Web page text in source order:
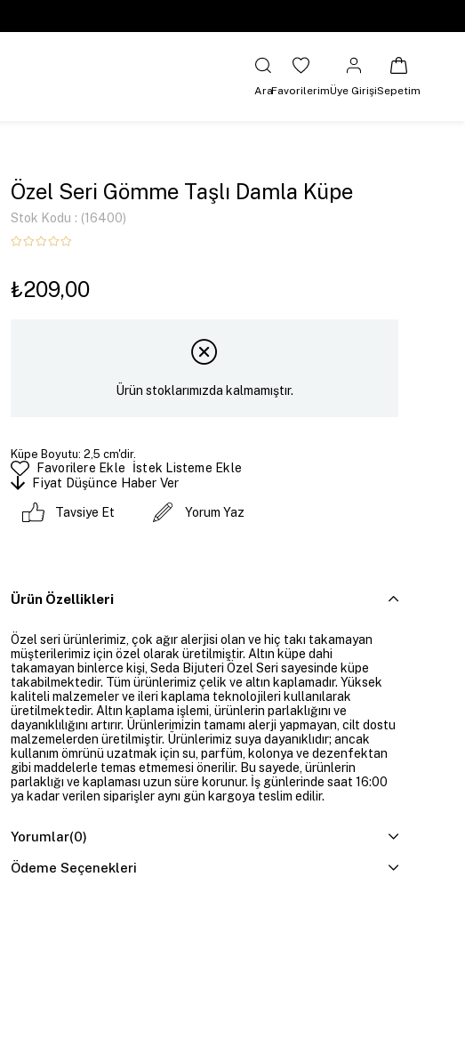
AraFavorilerimÜye GirişiSepetim
Özel Seri Gömme Taşlı Damla Küpe
Stok Kodu (16400)
₺209,00
Ürün stoklarımızda kalmamıştır.
Küpe Boyutu: 2,5 cm'dir.
Favorilere Ekle
İstek Listeme Ekle
Fiyat Düşünce Haber Ver
Tavsiye Et Yorum Yaz
Ürün Özellikleri
Özel seri ürünlerimiz, çok ağır alerjisi olan ve hiç takı takamayan
müşterilerimiz için özel olarak üretilmiştir. Altın küpe dahi
takamayan binlerce kişi, Seda Bijuteri Özel Seri sayesinde küpe
takabilmektedir. Tüm ürünlerimiz çelik ve altın kaplamadır. Yüksek
kaliteli malzemeler ve ileri kaplama teknolojileri kullanılarak
üretilmektedir. Altın kaplama işlemi, ürünlerin parlaklığını ve
dayanıklılığını artırır. Ürünlerimizin tamamı alerji yapmayan, cilt dostu
malzemelerden üretilmiştir. Ürünlerimiz suya dayanıklıdır; ancak
kullanım ömrünü uzatmak için su, parfüm, kolonya ve dezenfektan
gibi maddelerle temas etmemesi önerilir. Bu sayede, ürünlerin
parlaklığı ve kaplaması uzun süre korunur. İş günlerinde saat 16:00
ya kadar verilen siparişler aynı gün kargoya teslim edilir.
Yorumlar(0)
Ödeme Seçenekleri